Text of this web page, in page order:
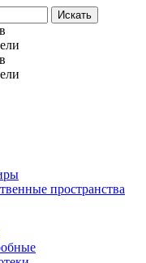
пространства